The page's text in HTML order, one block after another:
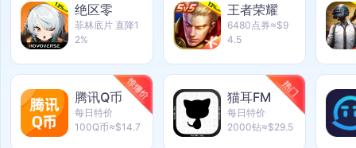
绝区零
菲林底片 直降1
2%
王者荣耀
6480点券≈$9
4.5
腾讯Q币
每日特价
100Q币≈$14.7
猫耳FM
每日特价
2000钻≈$29.5